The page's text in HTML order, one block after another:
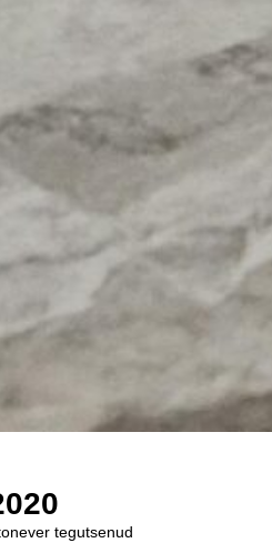
tegutsenud